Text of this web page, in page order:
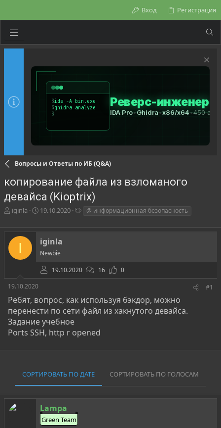
Вход Регистрация
Вопросы и Ответы по ИБ (Q&A)
копирование файла из взломаного
девайса (Kioptrix)
А
т
о
т
ы
iginla
Д
т
а
н
а
ч
а
л
19.10.2020
г
@ информационная безопасность
I iginla
Newbie
19.10.2020
16
0
19.10.2020
#1
Ребят, вопрос, как используя бэкдор, можно
перенести по сети файл из хакнутого девайса.
Задание учебное
Ports SSH, http r opened
СОРТИРОВАТЬ ПО ДАТЕ СОРТИРОВАТЬ ПО ГОЛОСАМ
Lampa
Green Team